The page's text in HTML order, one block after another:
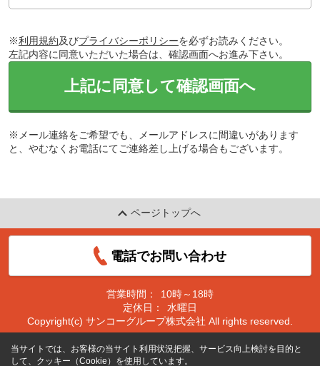
※利用規約及びプライバシーポリシーを必ずお読みください。
左記内容に同意いただいた場合は、確認画面へお進み下さい。
上記に同意して確認画面へ
※メール連絡をご希望でも、メールアドレスに間違いがあります
と、やむなくお電話にてご連絡差し上げる場合もございます。
ページトップへ
電話でお問い合わせ
営業時間：
10時～18時
定休日：
水曜日
Copyright(c) サンコーグループ株式会社 All rights reserved.
当サイトでは、お客様の当サイト利用状況把握、サービス向上検討を目的と
して、クッキー（Cookie）を使用しています。